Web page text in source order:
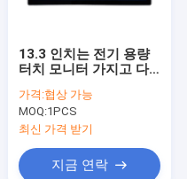
13.3 인치는 전기 용량
터치 모니터 가지고 다
다중 터치를 계획했습니
다
가격:협상 가능
MOQ:1PCS
최신 가격 받기
지금 연락